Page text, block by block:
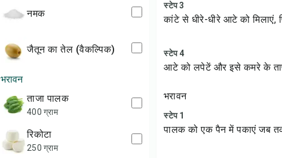
नमक
जैतून का तेल (वैकल्पिक)
भरावन
ताजा पालक
400 ग्राम
रिकोटा
250 ग्राम
स्टेप 3
कांटे से धीरे-धीरे आटे को
स्टेप 4
आटे को लपेटें और इसे कमरे के
भरावन
स्टेप 1
पालक को एक पैन में पकाएं जब